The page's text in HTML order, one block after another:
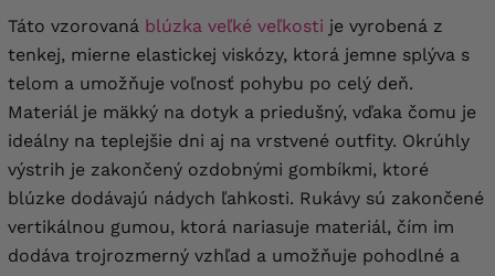
Táto vzorovaná blúzka veľké veľkosti je vyrobená z
tenkej, mierne elastickej viskózy, ktorá jemne splýva s
telom a umožňuje voľnosť pohybu po celý deň.
Materiál je mäkký na dotyk a priedušný, vďaka čomu je
ideálny na teplejšie dni aj na vrstvené outfity. Okrúhly
výstrih je zakončený ozdobnými gombíkmi, ktoré
blúzke dodávajú nádych ľahkosti. Rukávy sú zakončené
vertikálnou gumou, ktorá nariasuje materiál, čím im
dodáva trojrozmerný vzhľad a umožňuje pohodlné a